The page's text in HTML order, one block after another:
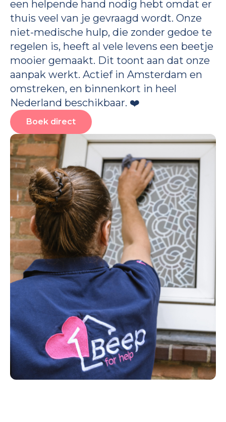
een helpende hand nodig hebt omdat er
thuis veel van je gevraagd wordt. Onze
niet-medische hulp, die zonder gedoe te
regelen is, heeft al vele levens een beetje
mooier gemaakt. Dit toont aan dat onze
aanpak werkt. Actief in Amsterdam en
omstreken, en binnenkort in heel
Nederland beschikbaar. ❤️
Boek direct